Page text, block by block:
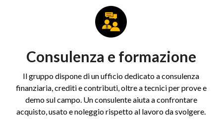
Consulenza e formazione
Il gruppo dispone di un ufficio dedicato a consulenza
finanziaria, crediti e contributi, oltre a tecnici per prove e
demo sul campo. Un consulente aiuta a confrontare
acquisto, usato e noleggio rispetto al lavoro da svolgere.